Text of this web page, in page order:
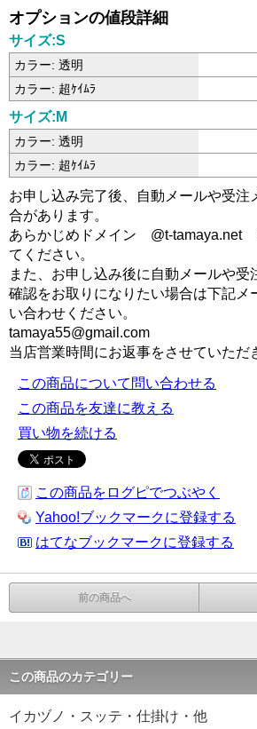
オプションの値段詳細
サイズ:S
カラー: 透明
カラー: 超ｹｲﾑﾗ
サイズ:M
カラー: 透明
カラー: 超ｹｲﾑﾗ
お申し込み完了後、自動メールや受注
合があります。
あらかじめドメイン @t-tamaya.net
てください。
また、お申し込み後に自動メールや受
確認をお取りになりたい場合は下記メ
い合わせください。
tamaya55@gmail.com
当店営業時間にお返事をさせていただ
この商品について問い合わせる
この商品を友達に教える
買い物を続ける
この商品をログピでつぶやく
Yahoo!ブックマークに登録する
はてなブックマークに登録する
前の商品へ
この商品のカテゴリー
イカヅノ・スッテ・仕掛け・他